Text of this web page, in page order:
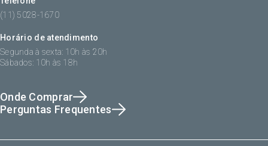
(11) 5028-1670
Horário de atendimento
Segunda à sexta: 10h às 20h
Sábados: 10h às 18h
Onde Comprar
Perguntas Frequentes